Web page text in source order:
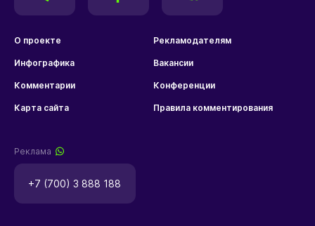
О проекте Рекламодателям
Инфографика Вакансии
Комментарии Конференции
Карта сайта Правила комментирования
Реклама
+7 (700) 3 888 188